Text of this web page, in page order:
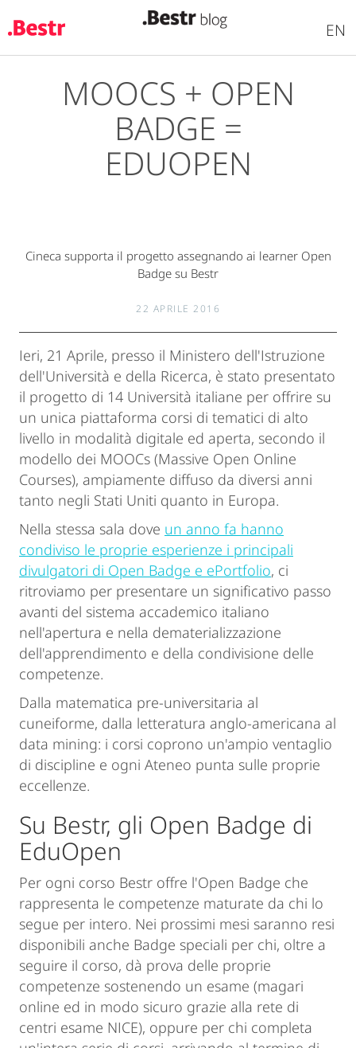
EN
MOOCS + OPEN
BADGE =
EDUOPEN
Cineca supporta il progetto assegnando ai learner Open
Badge su Bestr
22 APRILE 2016
Ieri, 21 Aprile, presso il Ministero dell'Istruzione
dell'Università e della Ricerca, è stato presentato
il progetto di 14 Università italiane per offrire su
un unica piattaforma corsi di tematici di alto
livello in modalità digitale ed aperta, secondo il
modello dei MOOCs (Massive Open Online
Courses), ampiamente diffuso da diversi anni
tanto negli Stati Uniti quanto in Europa.
Nella stessa sala dove un anno fa hanno
condiviso le proprie esperienze i principali
divulgatori di Open Badge e ePortfolio, ci
ritroviamo per presentare un significativo passo
avanti del sistema accademico italiano
nell'apertura e nella dematerializzazione
dell'apprendimento e della condivisione delle
competenze.
Dalla matematica pre-universitaria al
cuneiforme, dalla letteratura anglo-americana al
data mining: i corsi coprono un'ampio ventaglio
di discipline e ogni Ateneo punta sulle proprie
eccellenze.
Su Bestr, gli Open Badge di
EduOpen
Per ogni corso Bestr offre l'Open Badge che
rappresenta le competenze maturate da chi lo
segue per intero. Nei prossimi mesi saranno resi
disponibili anche Badge speciali per chi, oltre a
seguire il corso, dà prova delle proprie
competenze sostenendo un esame (magari
online ed in modo sicuro grazie alla rete di
centri esame NICE), oppure per chi completa